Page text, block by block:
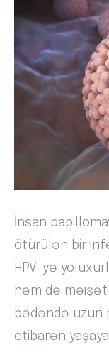
İnsan
ötürülən bir
HPV-yə
həm də
bədəndə uzun
etibarən